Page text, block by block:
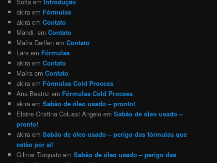
Sofia emIntrodução
akira em Fórmulas
akira emContato
Mandi. emContato
Maíra Darllen emContato
Lara em Fórmulas
akira emContato
Maíra emContato
akira em Fórmulas Cold Process
Ana Beatriz em Fórmulas Cold Process
akira emSabão de óleo usado – pronto!
Elaine Cristina Colussi Angelo emSabão de óleo usado –
pronto!
akira emSabão de óleo usado – perigo das fórmulas que
estão por aí!
Gilmar Torquato emSabão de óleo usado – perigo das